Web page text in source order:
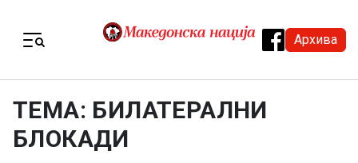
Архива
ТЕМА: БИЛАТЕРАЛНИ
БЛОКАДИ